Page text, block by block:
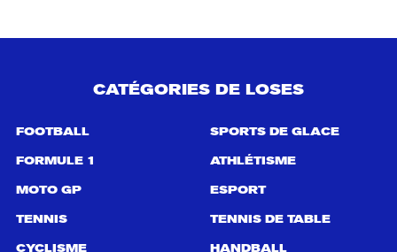
CATÉGORIES DE LOSES
FOOTBALL
FORMULE 1
MOTO GP
TENNIS
CYCLISME
SPORTS DE GLACE
ATHLÉTISME
ESPORT
TENNIS DE TABLE
HANDBALL